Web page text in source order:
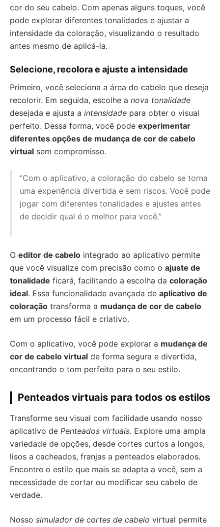
cor do seu cabelo. Com apenas alguns toques, você
pode explorar diferentes tonalidades e ajustar a
intensidade da coloração, visualizando o resultado
antes mesmo de aplicá-la.
Selecione, recolora e ajuste a intensidade
Primeiro, você seleciona a área do cabelo que deseja
recolorir. Em seguida, escolhe a nova tonalidade
desejada e ajusta a intensidade para obter o visual
perfeito. Dessa forma, você pode experimentar
diferentes opções de mudança de cor de cabelo
virtual sem compromisso.
“Com o aplicativo, a coloração do cabelo se torna
uma experiência divertida e sem riscos. Você pode
jogar com diferentes tonalidades e ajustes antes
de decidir qual é o melhor para você.”
O editor de cabelo integrado ao aplicativo permite
que você visualize com precisão como o ajuste de
tonalidade ficará, facilitando a escolha da coloração
ideal. Essa funcionalidade avançada de aplicativo de
coloração transforma a mudança de cor de cabelo
em um processo fácil e criativo.
Com o aplicativo, você pode explorar a mudança de
cor de cabelo virtual de forma segura e divertida,
encontrando o tom perfeito para o seu estilo.
Penteados virtuais para todos os estilos
Transforme seu visual com facilidade usando nosso
aplicativo de Penteados virtuais. Explore uma ampla
variedade de opções, desde cortes curtos a longos,
lisos a cacheados, franjas a penteados elaborados.
Encontre o estilo que mais se adapta a você, sem a
necessidade de cortar ou modificar seu cabelo de
verdade.
Nosso simulador de cortes de cabelo virtual permite